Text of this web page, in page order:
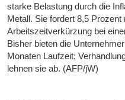
starke Belastung durch die
Metall. Sie fordert 8,5
Arbeitszeitverkürzung bei
Bisher bieten die
Monaten Laufzeit;
lehnen sie ab. (AFP/jW)